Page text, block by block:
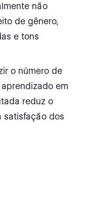
não
de gênero,
e tons
o número de
em
reduz o
satisfação dos